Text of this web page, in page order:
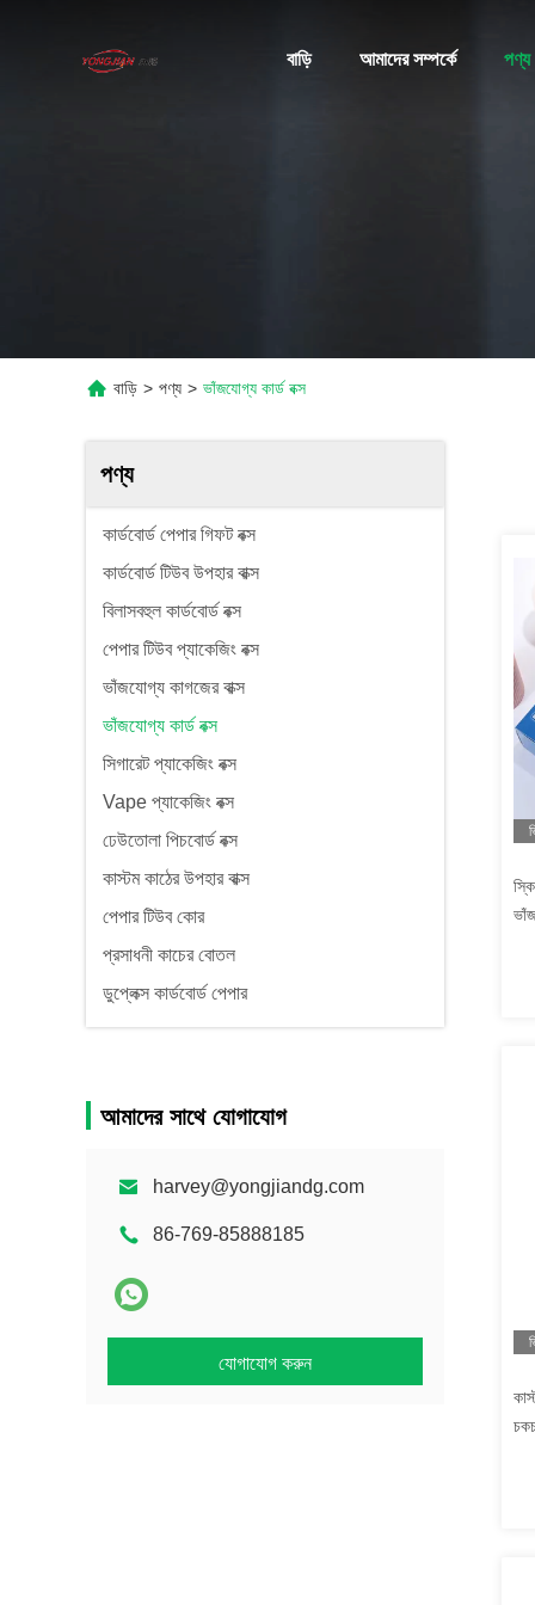
বাড়ি আমাদের সম্পর্কে পণ্য
বাড়ি > পণ্য > ভাঁজযোগ্য কার্ড বক্স
পণ্য
কার্ডবোর্ড পেপার গিফট বক্স
কার্ডবোর্ড টিউব উপহার বাক্স
বিলাসবহুল কার্ডবোর্ড বক্স
পেপার টিউব প্যাকেজিং বক্স
ভাঁজযোগ্য কাগজের বাক্স
ভাঁজযোগ্য কার্ড বক্স
সিগারেট প্যাকেজিং বক্স
Vape প্যাকেজিং বক্স
ঢেউতোলা পিচবোর্ড বক্স
কাস্টম কাঠের উপহার বাক্স
পেপার টিউব কোর
প্রসাধনী কাচের বোতল
ডুপ্লেক্স কার্ডবোর্ড পেপার
আমাদের সাথে যোগাযোগ
harvey@yongjiandg.com
86-769-85888185
যোগাযোগ করুন